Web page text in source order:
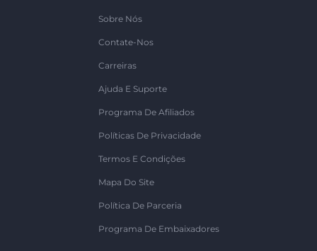
Sobre Nós
Contate-Nos
Carreiras
Ajuda E Suporte
Programa De Afiliados
Políticas De Privacidade
Termos E Condições
Mapa Do Site
Política De Parceria
Programa De Embaixadores